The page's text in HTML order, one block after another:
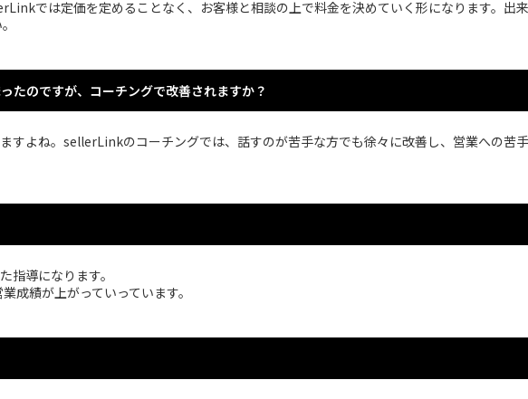
では定価を定めることなく、お客様と相談の上で料金を決めていく形になります。出
たのですが、コーチングで改善されますか？
すよね。sellerLinkのコーチングでは、話すのが苦手な方でも徐々に改善し、営業への苦手
指導になります。
成績が上がっていっています。